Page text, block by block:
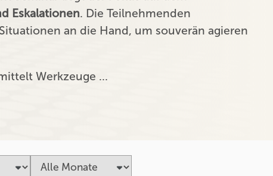
Eskalationen. Die Teilnehmenden
an die Hand, um souverän agieren
Werkzeuge …